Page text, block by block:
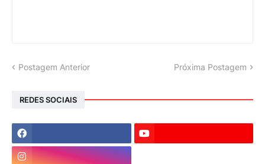
Postagem Anterior Próxima Postagem
REDES SOCIAIS